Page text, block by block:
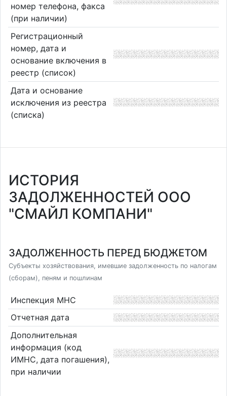
номер телефона, факса
(при наличии)
Регистрационный
номер, дата и
основание включения в
реестр (список)
Дата и основание
исключения из реестра
(списка)
ИСТОРИЯ
ЗАДОЛЖЕННОСТЕЙ ООО
"СМАЙЛ КОМПАНИ"
ЗАДОЛЖЕННОСТЬ ПЕРЕД БЮДЖЕТОМ
Субъекты хозяйствования, имевшие задолженность по налогам
(сборам), пеням и пошлинам
Инспекция МНС
Отчетная дата
Дополнительная
информация (код
ИМНС, дата погашения),
при наличии